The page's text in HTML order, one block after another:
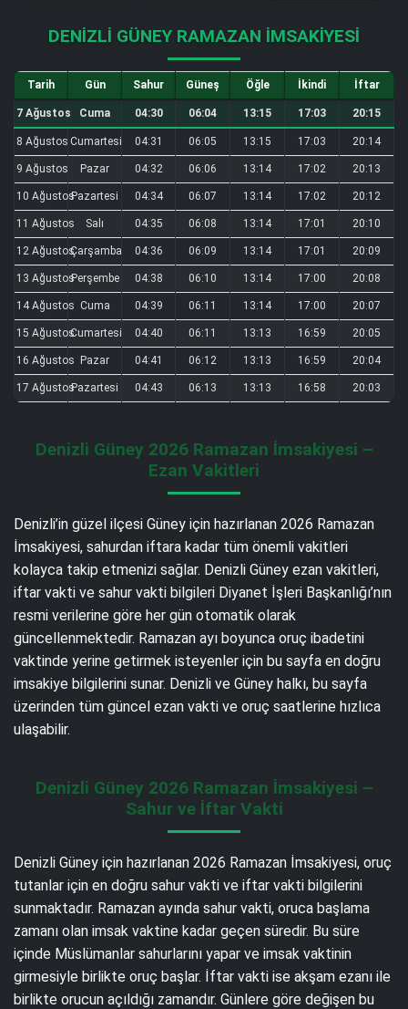
DENIZLI GÜNEY RAMAZAN İMSAKIYESI
Tarih Gün Sahur Güneş Öğle İkindi İftar
7 Ağustos Cuma 04:30 06:04 13:15 17:03 20:15
8 Ağustos Cumartesi 04:31 06:05 13:15 17:03 20:14
9 Ağustos Pazar 04:32 06:06 13:14 17:02 20:13
10 AğustosPazartesi 04:34 06:07 13:14 17:02 20:12
11 Ağustos Salı 04:35 06:08 13:14 17:01 20:10
12 AğustosÇarşamba 04:36 06:09 13:14 17:01 20:09
13 AğustosPerşembe 04:38 06:10 13:14 17:00 20:08
14 Ağustos Cuma 04:39 06:11 13:14 17:00 20:07
15 AğustosCumartesi 04:40 06:11 13:13 16:59 20:05
16 Ağustos Pazar 04:41 06:12 13:13 16:59 20:04
17 AğustosPazartesi 04:43 06:13 13:13 16:58 20:03
Denizli Güney 2026 Ramazan İmsakiyesi –
Ezan Vakitleri
Denizli’in güzel ilçesi Güney için hazırlanan 2026 Ramazan
İmsakiyesi, sahurdan iftara kadar tüm önemli vakitleri
kolayca takip etmenizi sağlar. Denizli Güney ezan vakitleri,
iftar vakti ve sahur vakti bilgileri Diyanet İşleri Başkanlığı’nın
resmi verilerine göre her gün otomatik olarak
güncellenmektedir. Ramazan ayı boyunca oruç ibadetini
vaktinde yerine getirmek isteyenler için bu sayfa en doğru
imsakiye bilgilerini sunar. Denizli ve Güney halkı, bu sayfa
üzerinden tüm güncel ezan vakti ve oruç saatlerine hızlıca
ulaşabilir.
Denizli Güney 2026 Ramazan İmsakiyesi –
Sahur ve İftar Vakti
Denizli Güney için hazırlanan 2026 Ramazan İmsakiyesi, oruç
tutanlar için en doğru sahur vakti ve iftar vakti bilgilerini
sunmaktadır. Ramazan ayında sahur vakti, oruca başlama
zamanı olan imsak vaktine kadar geçen süredir. Bu süre
içinde Müslümanlar sahurlarını yapar ve imsak vaktinin
girmesiyle birlikte oruç başlar. İftar vakti ise akşam ezanı ile
birlikte orucun açıldığı zamandır. Günlere göre değişen bu